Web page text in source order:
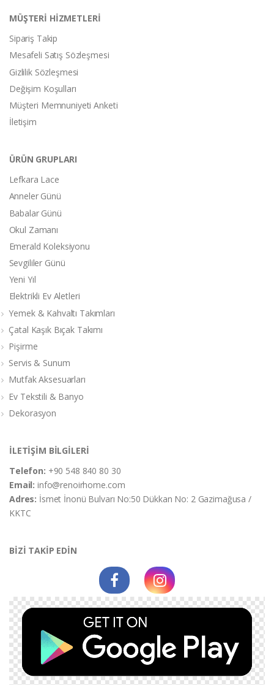
MÜŞTERİ HİZMETLERİ
Sipariş Takip
Mesafeli Satış Sözleşmesi
Gizlilik Sözleşmesi
Değişim Koşulları
Müşteri Memnuniyeti Anketi
İletişim
ÜRÜN GRUPLARI
Lefkara Lace
Anneler Günü
Babalar Günü
Okul Zamanı
Emerald Koleksiyonu
Sevgililer Günü
Yeni Yıl
Elektrikli Ev Aletleri
Yemek & Kahvaltı Takımları
Çatal Kaşık Bıçak Takımı
Pişirme
Servis & Sunum
Mutfak Aksesuarları
Ev Tekstili & Banyo
Dekorasyon
İLETİŞİM BİLGİLERİ
Telefon: +90 548 840 80 30
Email:info@renoirhome.com
Adres: İsmet İnonü Bulvarı No:50 Dükkan No: 2 Gazimağusa /
KKTC
BİZİ TAKİP EDİN